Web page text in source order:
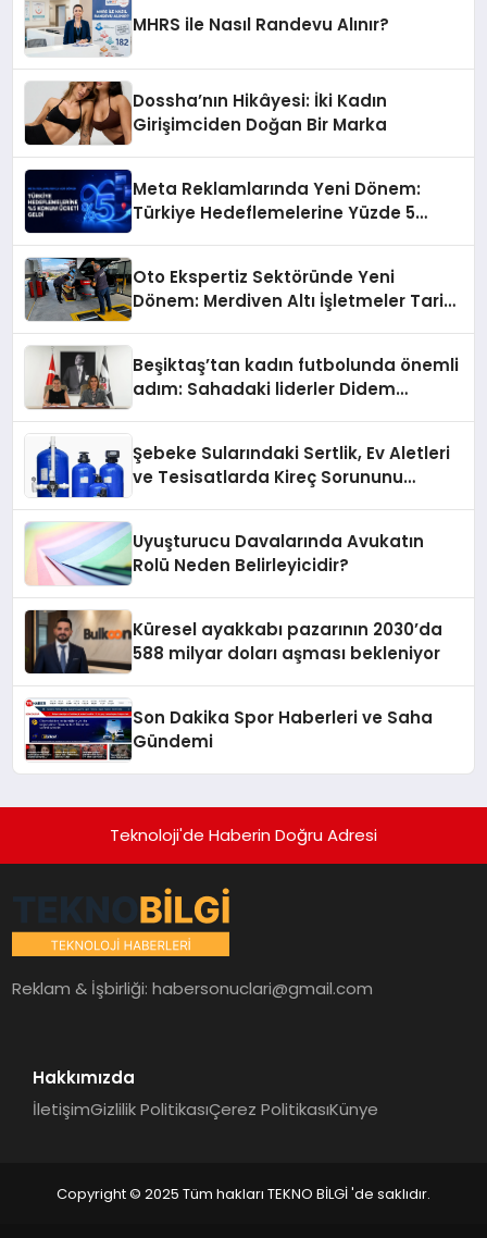
MHRS ile Nasıl Randevu Alınır?
Dossha’nın Hikâyesi: İki Kadın
Girişimciden Doğan Bir Marka
Meta Reklamlarında Yeni Dönem:
Türkiye Hedeflemelerine Yüzde 5
Oto Ekspertiz Sektöründe Yeni
Dönem: Merdiven Altı İşletmeler Tarih
Beşiktaş’tan kadın futbolunda önemli
adım: Sahadaki liderler Didem
Şebeke Sularındaki Sertlik, Ev Aletleri
ve Tesisatlarda Kireç Sorununu
Uyuşturucu Davalarında Avukatın
Rolü Neden Belirleyicidir?
Küresel ayakkabı pazarının 2030’da
588 milyar doları aşması bekleniyor
Son Dakika Spor Haberleri ve Saha
Gündemi
Teknoloji'de Haberin Doğru Adresi
Reklam & İşbirliği:habersonuclari@gmail.com
Hakkımızda
İletişimGizlilik PolitikasıÇerez PolitikasıKünye
Copyright © 2025 Tüm hakları TEKNO BİLGİ 'de saklıdır.